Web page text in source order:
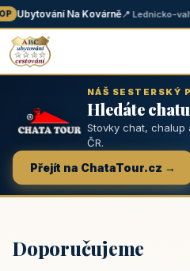
Ubytování Na Kovárně📍 Lednicko-
NÁŠ SESTERSKÝ
Hledáte
Stovky chat, chalup
ČR.
Přejít na ChataTour.cz →
Doporučujeme